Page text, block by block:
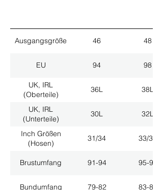
Ausgangsgröße 46 48
EU 94 98
UK, IRL
(Oberteile)
36L 38L
UK, IRL
(Unterteile)
30L 32L
Inch Größen
(Hosen)
31/34 33/34
Brustumfang 91-94 95-98
Bundumfang 79-82 83-86